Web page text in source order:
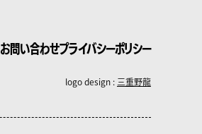
お問い合わせプライバシーポリシー
logo design : 三重野龍